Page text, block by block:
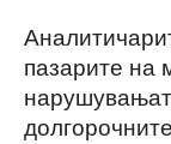
пазарите на